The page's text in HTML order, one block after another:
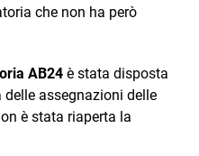
che non ha però
AB24 è stata disposta
assegnazioni delle
è stata riaperta la